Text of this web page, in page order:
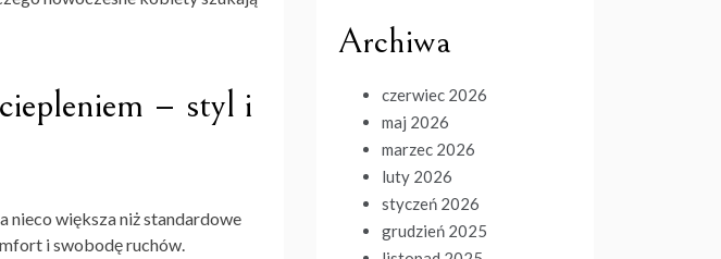
– styl i
nieco większa niż standardowe
i swobodę ruchów.
Archiwa
czerwiec 2026
maj 2026
marzec 2026
luty 2026
styczeń 2026
grudzień 2025